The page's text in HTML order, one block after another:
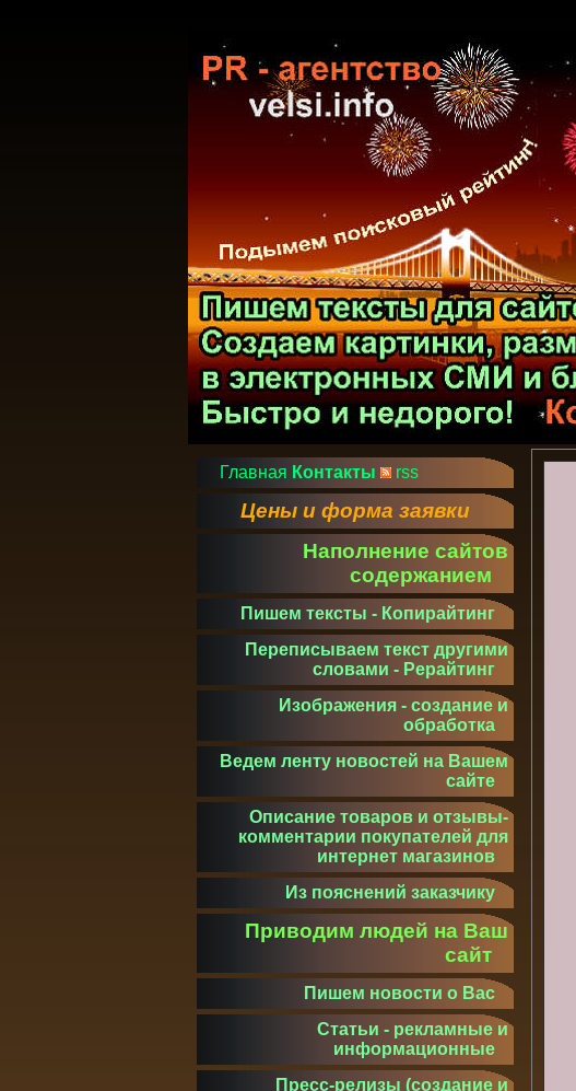
Главная Контакты rss
Цены и форма заявки
Наполнение сайтов
содержанием
Пишем тексты - Копирайтинг
Переписываем текст другими
словами - Рерайтинг
Изображения - создание и
обработка
Ведем ленту новостей на Вашем
сайте
Описание товаров и отзывы-
комментарии покупателей для
интернет магазинов
Из пояснений заказчику
Приводим людей на Ваш
сайт
Пишем новости о Вас
Статьи - рекламные и
информационные
Пресс-релизы (создание и